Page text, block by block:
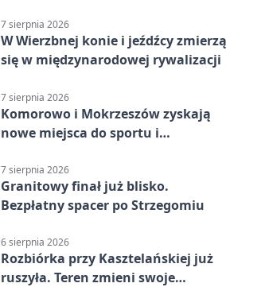
7 sierpnia 2026
W Wierzbnej konie i jeźdźcy zmierzą
się w międzynarodowej rywalizacji
7 sierpnia 2026
Komorowo i Mokrzeszów zyskają
nowe miejsca do sportu i
7 sierpnia 2026
Granitowy finał już blisko.
Bezpłatny spacer po Strzegomiu
6 sierpnia 2026
Rozbiórka przy Kasztelańskiej już
ruszyła. Teren zmieni swoje